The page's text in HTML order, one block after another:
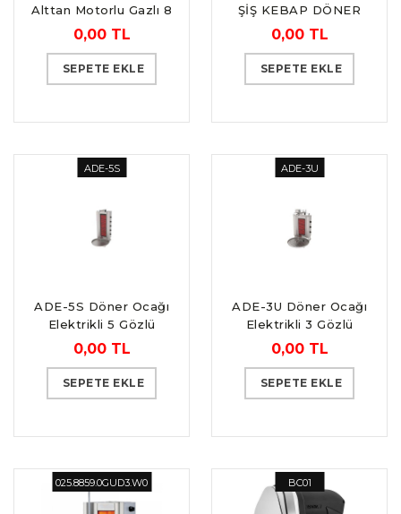
Alttan Motorlu Gazlı 8
Gözlü
0,00 TL
SEPETE EKLE
ŞİŞ KEBAP DÖNER
OCAĞI - 8 RADYANLI
(BÜYÜK TİP)
0,00 TL
SEPETE EKLE
ADE-5S
ADE-5S Döner Ocağı
Elektrikli 5 Gözlü
Sabit
0,00 TL
SEPETE EKLE
ADE-3U
ADE-3U Döner Ocağı
Elektrikli 3 Gözlü
Üstten Motor
0,00 TL
SEPETE EKLE
025.8859.0GUD3.W0 BC01